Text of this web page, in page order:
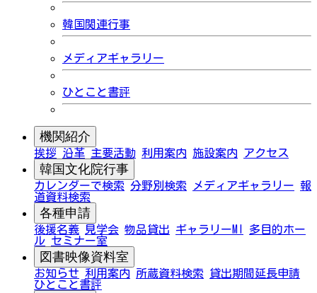
韓国関連行事
メディアギャラリー
ひとこと書評
機関紹介
挨拶 沿革 主要活動 利用案内 施設案内 アクセス
韓国文化院行事
カレンダーで検索 分野別検索 メディアギャラリー 報
道資料検索
各種申請
後援名義 見学会 物品貸出 ギャラリーMI
多目的ホー
ル セミナー室
図書映像資料室
お知らせ 利用案内 所蔵資料検索
貸出期間延長申請
ひとこと書評